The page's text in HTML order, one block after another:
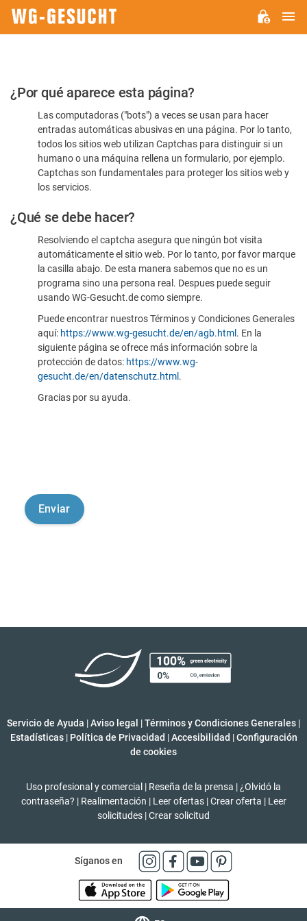
Por
favor,
confirme
humano
¿Por qué aparece esta página?
Las computadoras ("bots") a veces se usan para hacer
entradas automáticas abusivas en una página. Por lo tanto,
todos los sitios web utilizan Captchas para distinguir si un
humano o una máquina rellena un formulario, por ejemplo.
Captchas son fundamentales para proteger los sitios web y
los servicios.
¿Qué se debe hacer?
Resolviendo el captcha asegura que ningún bot visita
automáticamente el sitio web. Por lo tanto, por favor marque
la casilla abajo. De esta manera sabemos que no es un
programa sino una persona real. Despues puede seguir
usando WG-Gesucht.de como siempre.
Puede encontrar nuestros Términos y Condiciones Generales
aquí: https://www.wg-gesucht.de/en/agb.html . En la
siguiente página se ofrece más información sobre la
protección de datos: https://www.wg-
gesucht.de/en/datenschutz.html .
Gracias por su ayuda.
Servicio de Ayuda |Aviso legal |Términos y Condiciones Generales |
Estadísticas | Política de Privacidad | Accesibilidad | Configuración
de cookies
Uso profesional y comercial | Reseña de la prensa | ¿Olvidó la
contraseña? | Realimentación | Leer ofertas | Crear oferta | Leer
solicitudes |Crear solicitud
Síganos en